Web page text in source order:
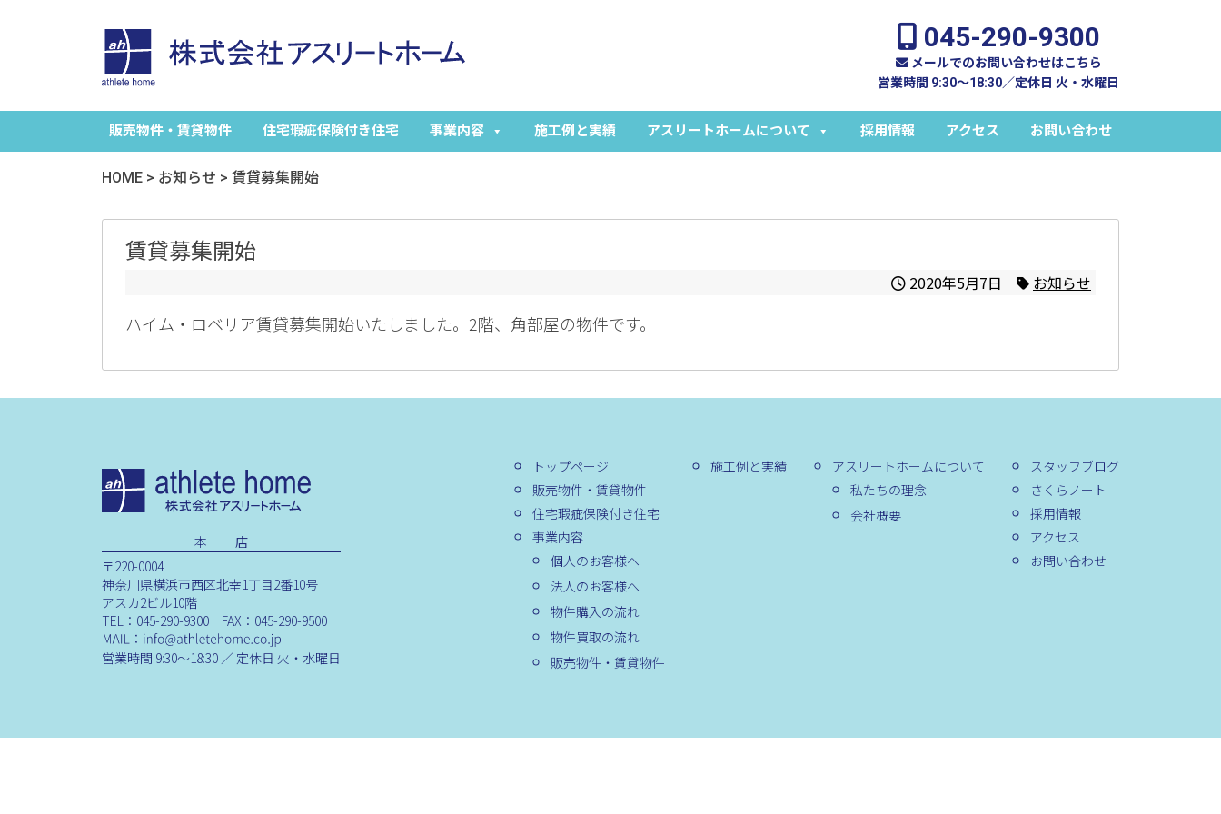
045-290-9300
メールでのお問い合わせはこちら
営業時間 9:30～18:30／定休日 火・水曜日
販売物件・賃貸物件 住宅瑕疵保険付き住宅 事業内容 施工例と実績 アスリートホームについて 採用情報 アクセス お問い合わせ
HOME > お知らせ > 賃貸募集開始
賃貸募集開始
2020年5月7日 お知らせ
ハイム・ロベリア賃貸募集開始いたしました。2階、角部屋の物件です。
本 店
〒220-0004
神奈川県横浜市西区北幸1丁目2番10号
アスカ2ビル10階
TEL：045-290-9300 FAX：045-290-9500
営業時間 9:30～18:30 ／ 定休日 火・水曜日
トップページ
販売物件・賃貸物件
住宅瑕疵保険付き住宅
事業内容
個人のお客様へ
法人のお客様へ
物件購入の流れ
物件買取の流れ
販売物件・賃貸物件
施工例と実績
アスリートホームについて
私たちの理念
会社概要
スタッフブログ
さくらノート
採用情報
アクセス
お問い合わせ